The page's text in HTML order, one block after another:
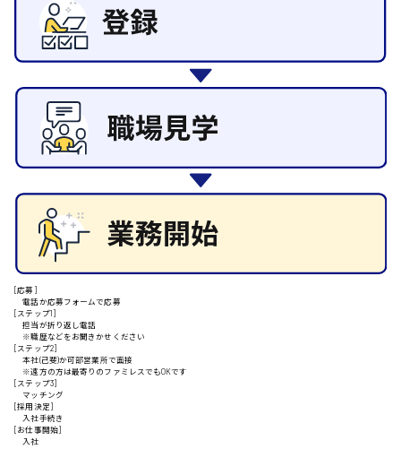
ラウンダー営業
ルート営業
その他の専門職
清掃
施工管理
自動車整備士
配送・ドライバー
東広島市
安芸高田市
安芸太田町
安芸郡
山口県
日給8000円～
日給10000円以上
[応募]
電話か応募フォームで応募
[ステップ1]
担当が折り返し電話
※職歴などをお聞きかせください
[ステップ2]
本社(己斐)か可部営業所で面接
※遠方の方は最寄りのファミレスでもOKです
[ステップ3]
マッチング
[採用決定]
入社手続き
[お仕事開始]
入社